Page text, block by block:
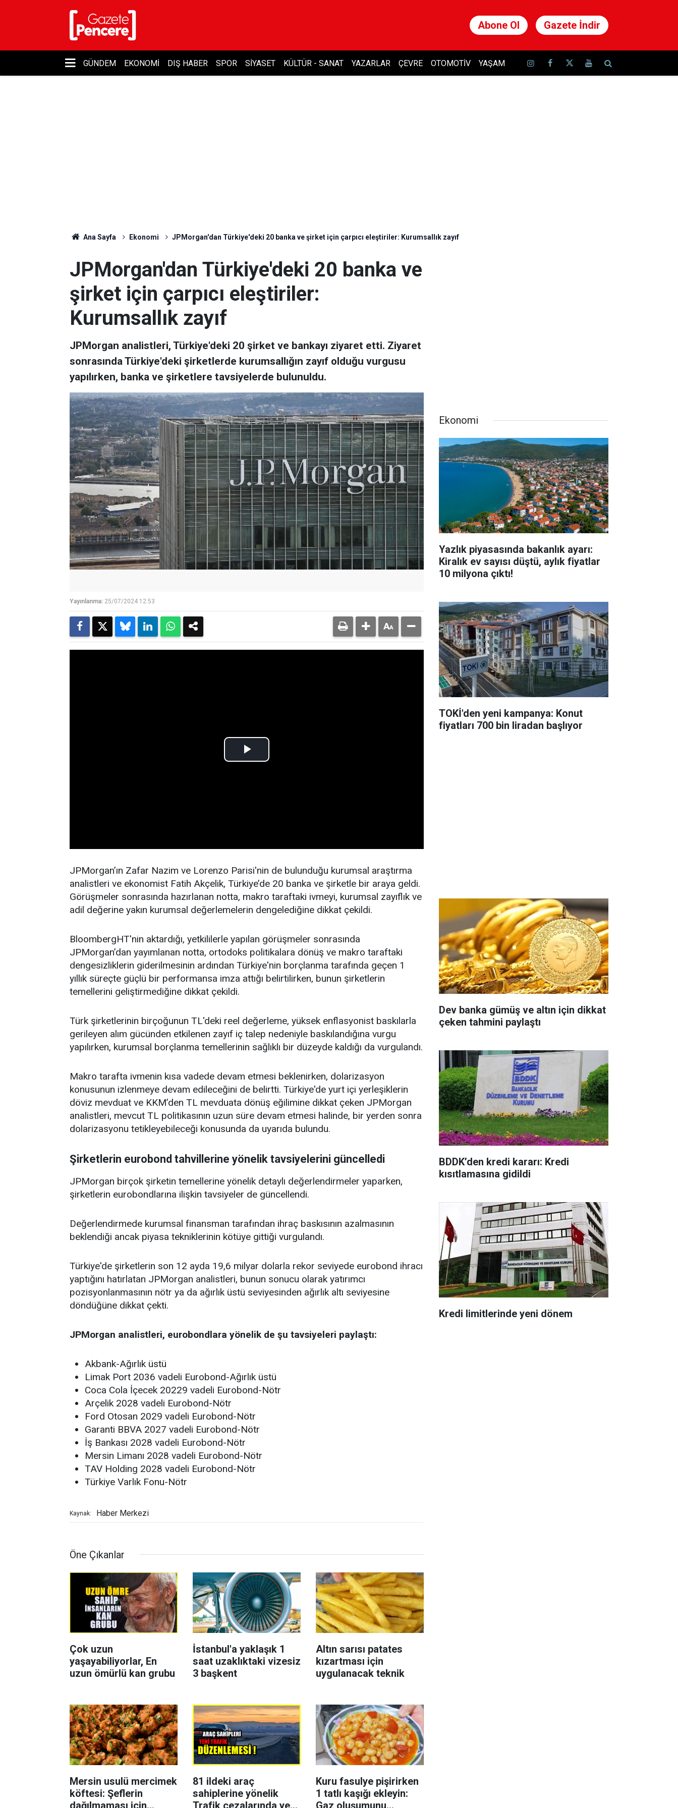
Abone Ol Gazete İndir
GÜNDEM EKONOMI DIŞ HABER SPOR SIYASET KÜLTÜR - SANAT YAZARLAR ÇEVRE OTOMOTIV YAŞAM
Ana Sayfa Ekonomi JPMorgan'dan Türkiye'deki 20 banka ve şirket için çarpıcı eleştiriler: Kurumsallık zayıf
JPMorgan'dan Türkiye'deki 20 banka ve
şirket için çarpıcı eleştiriler:
Kurumsallık zayıf
JPMorgan analistleri, Türkiye'deki 20 şirket ve bankayı ziyaret etti. Ziyaret
sonrasında Türkiye'deki şirketlerde kurumsallığın zayıf olduğu vurgusu
yapılırken, banka ve şirketlere tavsiyelerde bulunuldu.
Yayınlanma: 25/07/2024 12:53
JPMorgan’ın Zafar Nazim ve Lorenzo Parisi'nin de bulunduğu kurumsal araştırma
analistleri ve ekonomist Fatih Akçelik, Türkiye’de 20 banka ve şirketle bir araya geldi.
Görüşmeler sonrasında hazırlanan notta, makro taraftaki ivmeyi, kurumsal zayıflık ve
adil değerine yakın kurumsal değerlemelerin dengelediğine dikkat çekildi.
BloombergHT'nin aktardığı, yetkililerle yapılan görüşmeler sonrasında
JPMorgan’dan yayımlanan notta, ortodoks politikalara dönüş ve makro taraftaki
dengesizliklerin giderilmesinin ardından Türkiye'nin borçlanma tarafında geçen 1
yıllık süreçte güçlü bir performansa imza attığı belirtilirken, bunun şirketlerin
temellerini geliştirmediğine dikkat çekildi.
Türk şirketlerinin birçoğunun TL'deki reel değerleme, yüksek enflasyonist baskılarla
gerileyen alım gücünden etkilenen zayıf iç talep nedeniyle baskılandığına vurgu
yapılırken, kurumsal borçlanma temellerinin sağlıklı bir düzeyde kaldığı da vurgulandı.
Makro tarafta ivmenin kısa vadede devam etmesi beklenirken, dolarizasyon
konusunun izlenmeye devam edileceğini de belirtti. Türkiye'de yurt içi yerleşiklerin
döviz mevduat ve KKM’den TL mevduata dönüş eğilimine dikkat çeken JPMorgan
analistleri, mevcut TL politikasının uzun süre devam etmesi halinde, bir yerden sonra
dolarizasyonu tetikleyebileceği konusunda da uyarıda bulundu.
Şirketlerin eurobond tahvillerine yönelik tavsiyelerini güncelledi
JPMorgan birçok şirketin temellerine yönelik detaylı değerlendirmeler yaparken,
şirketlerin eurobondlarına ilişkin tavsiyeler de güncellendi.
Değerlendirmede kurumsal finansman tarafından ihraç baskısının azalmasının
beklendiği ancak piyasa tekniklerinin kötüye gittiği vurgulandı.
Türkiye'de şirketlerin son 12 ayda 19,6 milyar dolarla rekor seviyede eurobond ihracı
yaptığını hatırlatan JPMorgan analistleri, bunun sonucu olarak yatırımcı
pozisyonlanmasının nötr ya da ağırlık üstü seviyesinden ağırlık altı seviyesine
döndüğüne dikkat çekti.
JPMorgan analistleri, eurobondlara yönelik de şu tavsiyeleri paylaştı:
Akbank-Ağırlık üstü
Limak Port 2036 vadeli Eurobond-Ağırlık üstü
Coca Cola İçecek 20229 vadeli Eurobond-Nötr
Arçelik 2028 vadeli Eurobond-Nötr
Ford Otosan 2029 vadeli Eurobond-Nötr
Garanti BBVA 2027 vadeli Eurobond-Nötr
İş Bankası 2028 vadeli Eurobond-Nötr
Mersin Limanı 2028 vadeli Eurobond-Nötr
TAV Holding 2028 vadeli Eurobond-Nötr
Türkiye Varlık Fonu-Nötr
Kaynak: Haber Merkezi
Öne Çıkanlar
Çok uzun
yaşayabiliyorlar, En
uzun ömürlü kan grubu
İstanbul'a yaklaşık 1
saat uzaklıktaki vizesiz
3 başkent
Altın sarısı patates
kızartması için
uygulanacak teknik
Mersin usulü mercimek
köftesi: Şeflerin
81 ildeki araç
sahiplerine yönelik
Kuru fasulye pişirirken
1 tatlı kaşığı ekleyin:
Ekonomi
Yazlık piyasasında bakanlık ayarı:
Kiralık ev sayısı düştü, aylık fiyatlar
10 milyona çıktı!
TOKİ'den yeni kampanya: Konut
fiyatları 700 bin liradan başlıyor
Dev banka gümüş ve altın için dikkat
çeken tahmini paylaştı
BDDK’den kredi kararı: Kredi
kısıtlamasına gidildi
Kredi limitlerinde yeni dönem